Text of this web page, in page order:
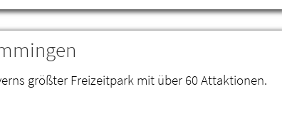
größter Freizeitpark mit über 60 Attaktionen.